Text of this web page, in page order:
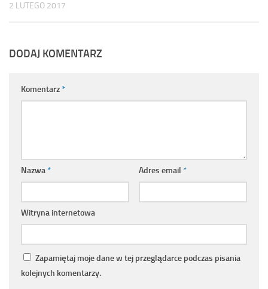
2 LUTEGO 2017
DODAJ KOMENTARZ
Komentarz*
Nazwa* Adres email *
Witryna internetowa
Zapamiętaj moje dane w tej przeglądarce podczas pisania
kolejnych komentarzy.